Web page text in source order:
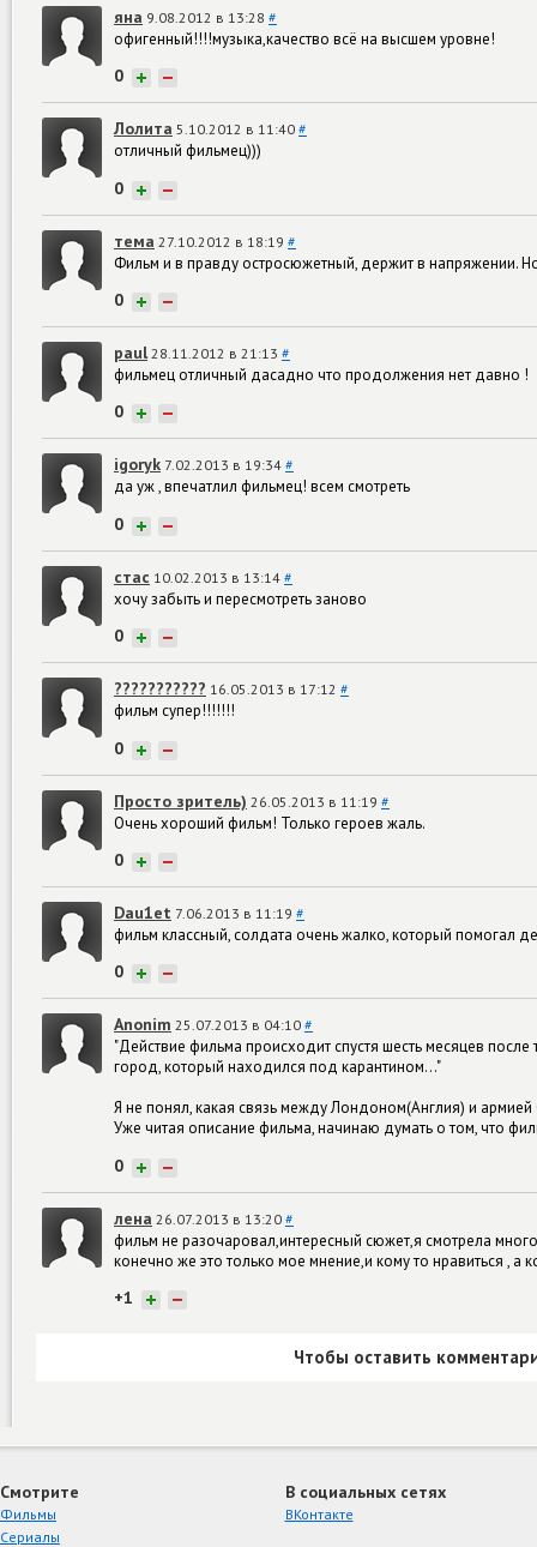
яна 9.08.2012 в 13:28 #
офигенный!!!!музыка,качество всё на высшем уровне!
0 + −
Лолита 5.10.2012 в 11:40 #
отличный фильмец)))
0 + −
тема 27.10.2012 в 18:19 #
Фильм и в правду остросюжетный, держит в напряжении.
0 + −
paul 28.11.2012 в 21:13 #
фильмец отличный дасадно что продолжения нет давно !
0 + −
igoryk 7.02.2013 в 19:34 #
да уж , впечатлил фильмец! всем смотреть
0 + −
стас 10.02.2013 в 13:14 #
хочу забыть и пересмотреть заново
0 + −
??????????? 16.05.2013 в 17:12 #
фильм супер!!!!!!!
0 + −
Просто зритель) 26.05.2013 в 11:19 #
Очень хороший фильм! Только героев жаль.
0 + −
Dau1et 7.06.2013 в 11:19 #
фильм классный, солдата очень жалко, который помогал
0 + −
Anonim 25.07.2013 в 04:10 #
"Действие фильма происходит спустя шесть месяцев
город, который находился под карантином…"
Я не понял, какая связь между Лондоном(Англия) и
Уже читая описание фильма, начинаю думать о том, что
0 + −
лена 26.07.2013 в 13:20 #
фильм не разочаровал,интересный сюжет,я смотрела
конечно же это только мое мнение,и кому то нравиться , а
+1 + −
Чтобы оставить
Смотрите
Фильмы
Сериалы
В социальных сетях
ВКонтакте